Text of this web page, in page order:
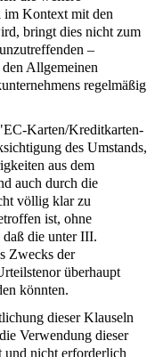
im Kontext mit den
bringt dies nicht zum
–
Allgemeinen
regelmäßig
Karten/Kreditkarten-
des Umstands,
aus dem
auch durch die
völlig klar zu
ist, ohne
die unter III.
Zwecks der
überhaupt
könnten.
dieser Klauseln
Verwendung dieser
und nicht erforderlich